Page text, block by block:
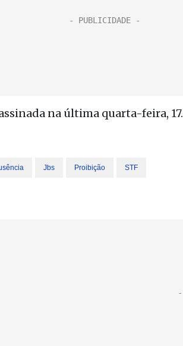
na última quarta-feira, 17.
Jbs Proibição STF